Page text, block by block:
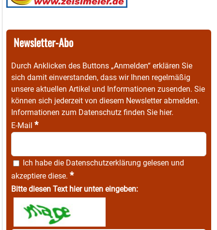
Newsletter-Abo
Durch Anklicken des Buttons „Anmelden“ erklären Sie
sich damit einverstanden, dass wir Ihnen regelmäßig
unsere aktuellen Artikel und Informationen zusenden. Sie
können sich jederzeit von diesem Newsletter abmelden.
Informationen zum Datenschutz finden Sie hier.
E-Mail *
Ich habe die Datenschutzerklärung gelesen und
akzeptiere diese. *
Bitte diesen Text hier unten eingeben: